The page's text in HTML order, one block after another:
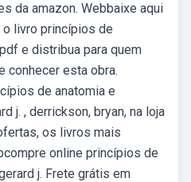
da amazon. Webbaixe aqui
o livro princípios de
e distribua para quem
conhecer esta obra.
de anatomia e
j. , derrickson, bryan, na loja
os livros mais
online princípios de
j. Frete grátis em